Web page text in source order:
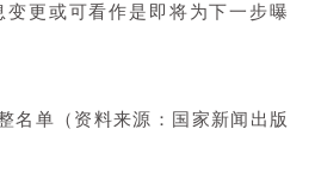
更或可看作是即将为下一步曝
名单（资料来源：国家新闻出版